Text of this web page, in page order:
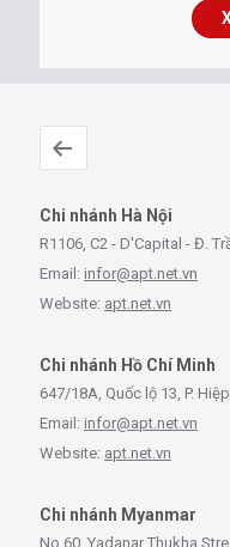
Chi nhánh Hà Nội
R1106, C2 - D'Capital - Đ.
Email: infor@apt.net.vn
Website: apt.net.vn
Chi nhánh Hồ Chí Minh
647/18A, Quốc lộ 13, P.
Email: infor@apt.net.vn
Website: apt.net.vn
Chi nhánh Myanmar
No.60, Yadanar Thukha